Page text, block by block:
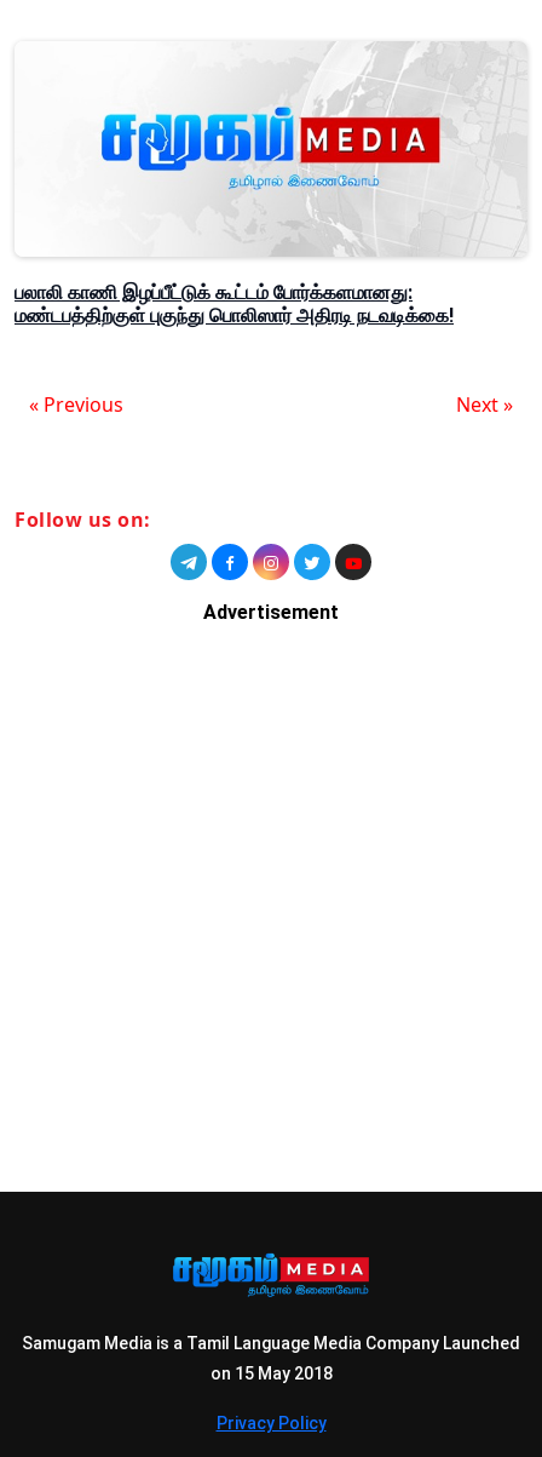
பலாலி காணி இழப்பீட்டுக் கூட்டம் போர்க்களமானது:
மண்டபத்திற்குள் புகுந்து பொலிஸார் அதிரடி நடவடிக்கை!
« Previous Next »
Follow us on:
Advertisement
Samugam Media is a Tamil Language Media Company Launched
on 15 May 2018
Privacy Policy